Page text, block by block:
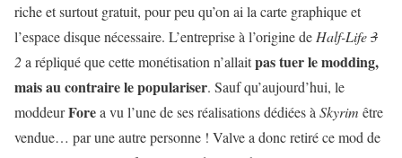
riche et surtout gratuit, pour peu qu’on ai la carte graphique et
l’espace disque nécessaire. L’entreprise à l’origine de Half-Life3
2a répliqué que cette monétisation n’allaitpas tuer le modding,
mais au contraire le populariser. Sauf qu’aujourd’hui, le
moddeurForea vu l’une de ses réalisations dédiées à Skyrim être
vendue… par une autre personne ! Valve a donc retiré ce mod de